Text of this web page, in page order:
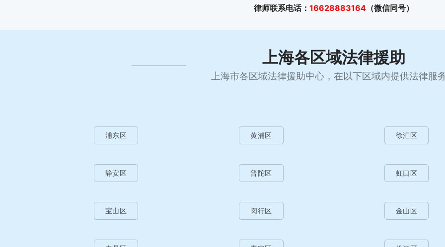
律师联系电话： 16628883164 （微信同号）
上海各区域法律援助
上海市各区域法律援助中心，在以下区域内提供法律服务
浦东区 黄浦区 徐汇区
静安区 普陀区 虹口区
宝山区 闵行区 金山区